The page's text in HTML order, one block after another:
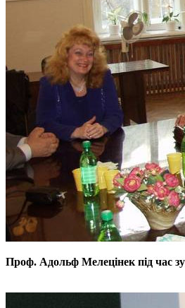
Проф. Адольф Мелецінек під час